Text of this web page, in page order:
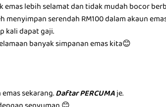
emas lebih selamat dan tidak mudah bocor
menyimpan serendah RM100 dalam akaun
kali dapat gaji.
banyak simpanan emas kita😊
sekarang.Daftar PERCUMAje.